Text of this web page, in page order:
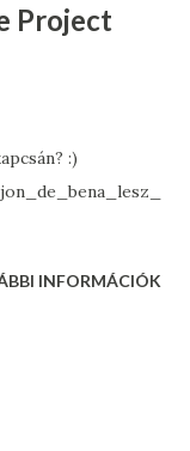
Project
:)
INFORMÁCIÓK